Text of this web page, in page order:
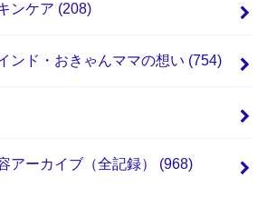
ンケア (208)
ンド・おきゃんママの想い (754)
アーカイブ（全記録） (968)